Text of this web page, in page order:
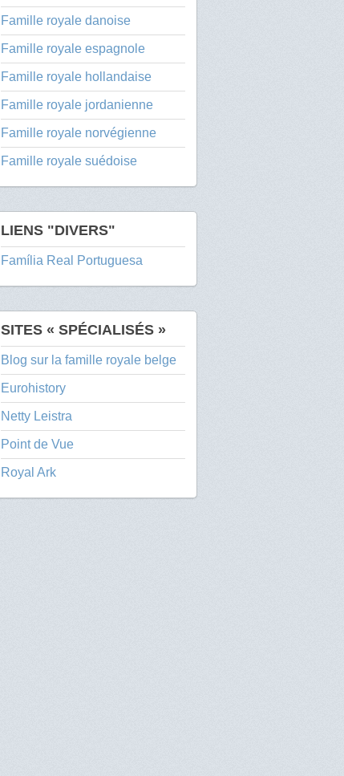
Famille royale danoise
Famille royale espagnole
Famille royale hollandaise
Famille royale jordanienne
Famille royale norvégienne
Famille royale suédoise
LIENS "DIVERS"
Família Real Portuguesa
SITES « SPÉCIALISÉS »
Blog sur la famille royale belge
Eurohistory
Netty Leistra
Point de Vue
Royal Ark